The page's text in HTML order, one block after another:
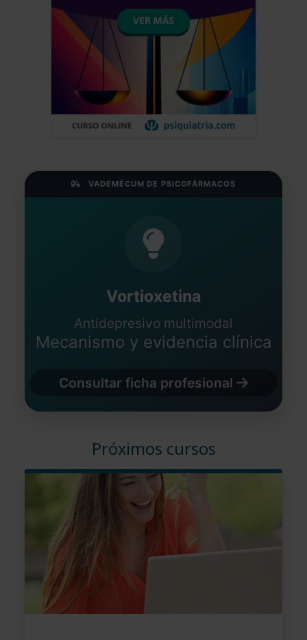
VADEMÉCUM DE PSICOFÁRMACOS
Vortioxetina
Antidepresivo multimodal
Mecanismo y evidencia clínica
Consultar ficha profesional
Próximos cursos